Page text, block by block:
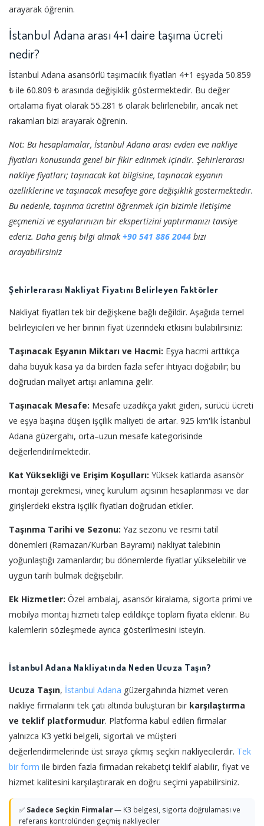
arayarak öğrenin.
İstanbul Adana arası 4+1 daire taşıma ücreti
nedir?
İstanbul Adana asansörlü taşımacılık fiyatları 4+1 eşyada 50.859
₺ ile 60.809 ₺ arasında değişiklik göstermektedir. Bu değer
ortalama fiyat olarak 55.281 ₺ olarak belirlenebilir, ancak net
rakamları bizi arayarak öğrenin.
Not: Bu hesaplamalar, İstanbul Adana arası evden eve nakliye
fiyatları konusunda genel bir fikir edinmek içindir. Şehirlerarası
nakliye fiyatları; taşınacak kat bilgisine, taşınacak eşyanın
özelliklerine ve taşınacak mesafeye göre değişiklik göstermektedir.
Bu nedenle, taşınma ücretini öğrenmek için bizimle iletişime
geçmenizi ve eşyalarınızın bir ekspertizini yaptırmanızı tavsiye
ederiz. Daha geniş bilgi almak +90 541 886 2044 bizi
arayabilirsiniz
Şehirlerarası Nakliyat Fiyatını Belirleyen Faktörler
Nakliyat fiyatları tek bir değişkene bağlı değildir. Aşağıda temel
belirleyicileri ve her birinin fiyat üzerindeki etkisini bulabilirsiniz:
Taşınacak Eşyanın Miktarı ve Hacmi: Eşya hacmi arttıkça
daha büyük kasa ya da birden fazla sefer ihtiyacı doğabilir; bu
doğrudan maliyet artışı anlamına gelir.
Taşınacak Mesafe: Mesafe uzadıkça yakıt gideri, sürücü ücreti
ve eşya başına düşen işçilik maliyeti de artar. 925 km'lik İstanbul
Adana güzergahı, orta–uzun mesafe kategorisinde
değerlendirilmektedir.
Kat Yüksekliği ve Erişim Koşulları: Yüksek katlarda asansör
montajı gerekmesi, vineç kurulum açısının hesaplanması ve dar
girişlerdeki ekstra işçilik fiyatları doğrudan etkiler.
Taşınma Tarihi ve Sezonu: Yaz sezonu ve resmi tatil
dönemleri (Ramazan/Kurban Bayramı) nakliyat talebinin
yoğunlaştığı zamanlardır; bu dönemlerde fiyatlar yükselebilir ve
uygun tarih bulmak değişebilir.
Ek Hizmetler: Özel ambalaj, asansör kiralama, sigorta primi ve
mobilya montaj hizmeti talep edildikçe toplam fiyata eklenir. Bu
kalemlerin sözleşmede ayrıca gösterilmesini isteyin.
İstanbul Adana Nakliyatında Neden Ucuza Taşın?
Ucuza Taşın, İstanbul Adana güzergahında hizmet veren
nakliye firmalarını tek çatı altında buluşturan bir karşılaştırma
ve teklif platformudur. Platforma kabul edilen firmalar
yalnızca K3 yetki belgeli, sigortalı ve müşteri
değerlendirmelerinde üst sıraya çıkmış seçkin nakliyecilerdir. Tek
bir form ile birden fazla firmadan rekabetçi teklif alabilir, fiyat ve
hizmet kalitesini karşılaştırarak en doğru seçimi yapabilirsiniz.
✅ Sadece Seçkin Firmalar— K3 belgesi, sigorta doğrulaması ve
referans kontrolünden geçmiş nakliyeciler